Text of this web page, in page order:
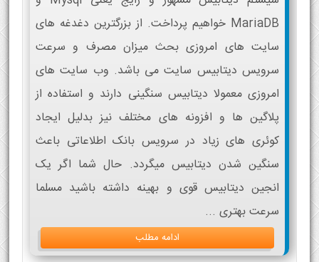
MariaDB خواهیم پرداخت. از بزرگترین دغدغه های
سایت های امروزی بحث میزان مصرف و سرعت
سرویس دیتابیس سایت می باشد. وب سایت های
امروزی معمولا دیتابیس سنگینی دارند و استفاده از
پلاگین ها و افزونه های مختلف نیز بدلیل ایجاد
کوئری های زیاد در سرویس بانک اطلاعاتی باعث
سنگین شدن دیتابیس میگردد. حال شما اگر یک
انجین دیتابیس قوی و بهینه داشته باشید مسلما
سرعت بهتری ...
ادامه مطلب